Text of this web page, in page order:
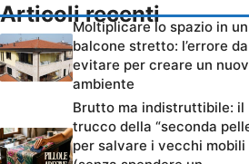
Articoli recenti
Moltiplicare lo spazio in un
balcone stretto: l’errore da
evitare per creare un
ambiente
Brutto ma indistruttibile: il
trucco della “seconda
per salvare i vecchi mobili